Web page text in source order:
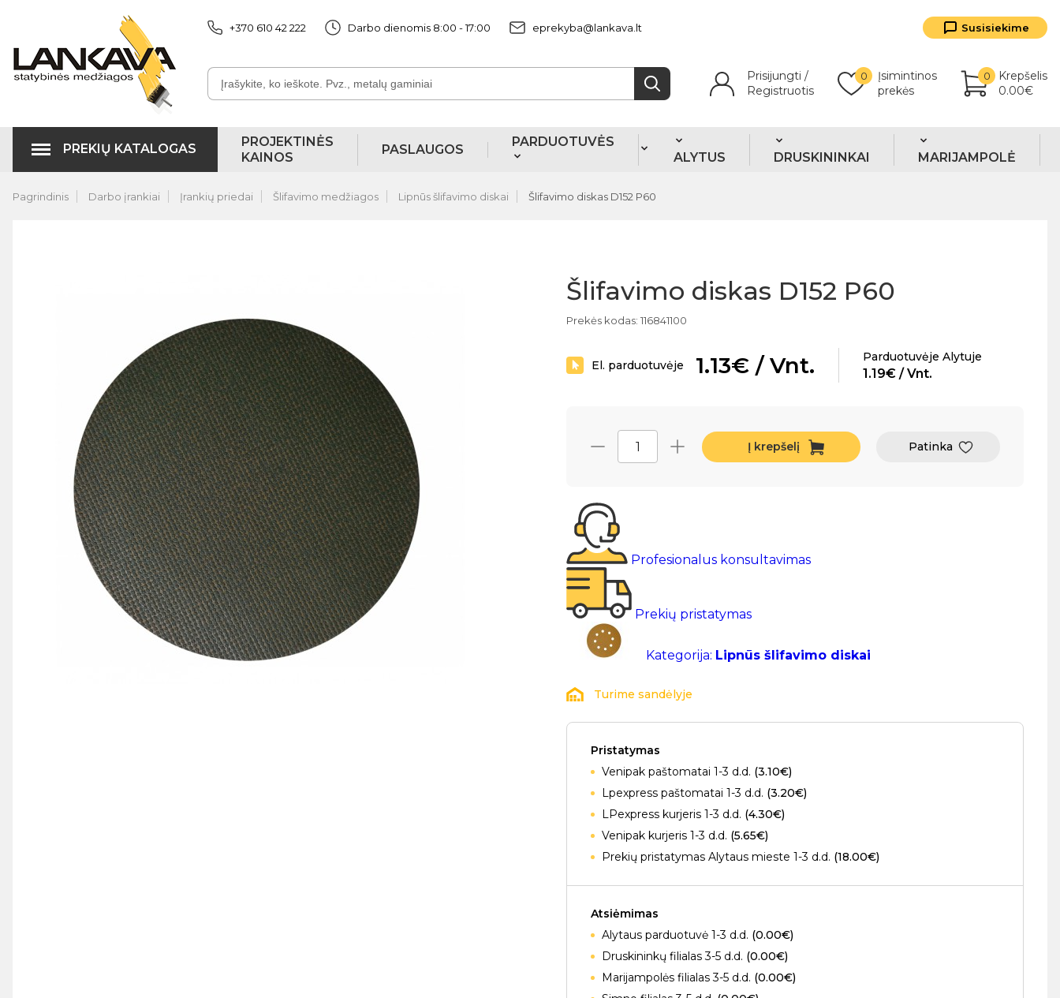
+370 610 42 222 Darbo dienomis 8:00 - 17:00 eprekyba@lankava.lt Susisiekime
Prisijungti /
Registruotis
Įsimintinos
prekės
0
Krepšelis
0.00€
0
PREKIŲ KATALOGAS
PROJEKTINĖS
KAINOS
PASLAUGOS
PARDUOTUVĖS
ALYTUS
DRUSKININKAI MARIJAMPOLĖ
Pagrindinis Darbo įrankiai Įrankių priedai Šlifavimo medžiagos Lipnūs šlifavimo diskai Šlifavimo diskas D152 P60
Šlifavimo diskas D152 P60
Prekės kodas: 116841100
El. parduotuvėje 1.13€ / Vnt. Parduotuvėje Alytuje
1.19€ / Vnt.
Į krepšelį Patinka
Profesionalus konsultavimas
Prekių pristatymas
Kategorija: Lipnūs šlifavimo diskai
Turime sandėlyje
Pristatymas
Venipak paštomatai 1-3 d.d. (3.10€)
Lpexpress paštomatai 1-3 d.d. (3.20€)
LPexpress kurjeris 1-3 d.d. (4.30€)
Venipak kurjeris 1-3 d.d. (5.65€)
Prekių pristatymas Alytaus mieste 1-3 d.d. (18.00€)
Atsiėmimas
Alytaus parduotuvė 1-3 d.d. (0.00€)
Druskininkų filialas 3-5 d.d. (0.00€)
Marijampolės filialas 3-5 d.d. (0.00€)